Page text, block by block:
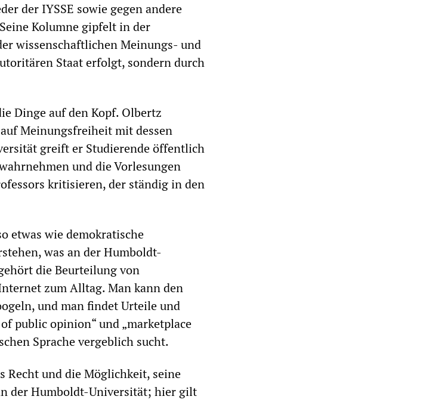
der IYSSE sowie gegen andere
Kolumne gipfelt in der
wissenschaftlichen Meinungs- und
Staat erfolgt, sondern durch
Dinge auf den Kopf. Olbertz
Meinungsfreiheit mit dessen
greift er Studierende öffentlich
und die Vorlesungen
kritisieren, der ständig in den
etwas wie demokratische
was an der Humboldt-
die Beurteilung von
zum Alltag. Man kann den
und man findet Urteile und
public opinion“ und „marketplace
Sprache vergeblich sucht.
Recht und die Möglichkeit, seine
der Humboldt-Universität; hier gilt